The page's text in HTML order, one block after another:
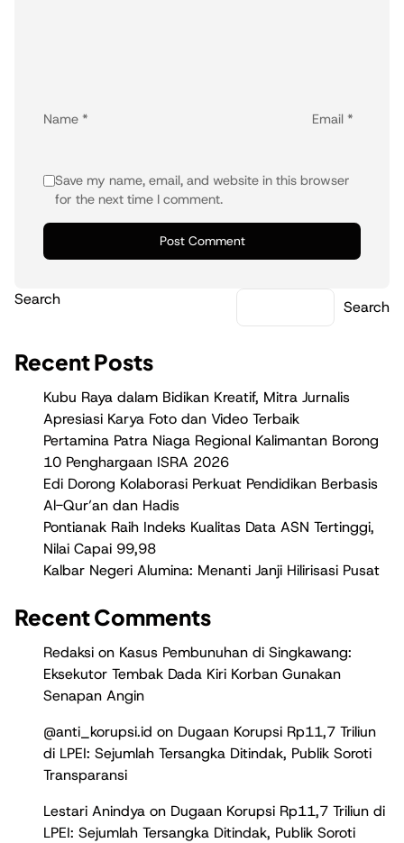
Name * Email *
Save my name, email, and website in this browser
for the next time I comment.
Search Search
Recent Posts
Kubu Raya dalam Bidikan Kreatif, Mitra Jurnalis
Apresiasi Karya Foto dan Video Terbaik
Pertamina Patra Niaga Regional Kalimantan Borong
10 Penghargaan ISRA 2026
Edi Dorong Kolaborasi Perkuat Pendidikan Berbasis
Al-Qur’an dan Hadis
Pontianak Raih Indeks Kualitas Data ASN Tertinggi,
Nilai Capai 99,98
Kalbar Negeri Alumina: Menanti Janji Hilirisasi Pusat
Recent Comments
Redaksi on Kasus Pembunuhan di Singkawang:
Eksekutor Tembak Dada Kiri Korban Gunakan
Senapan Angin
@anti_korupsi.id on Dugaan Korupsi Rp11,7 Triliun
di LPEI: Sejumlah Tersangka Ditindak, Publik Soroti
Transparansi
Lestari Anindya on Dugaan Korupsi Rp11,7 Triliun di
LPEI: Sejumlah Tersangka Ditindak, Publik Soroti